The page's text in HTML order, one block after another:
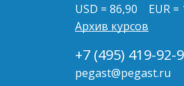
USD = 86,90
EUR =
Архив курсов
+7 (495) 419-92-
pegast@pegast.ru